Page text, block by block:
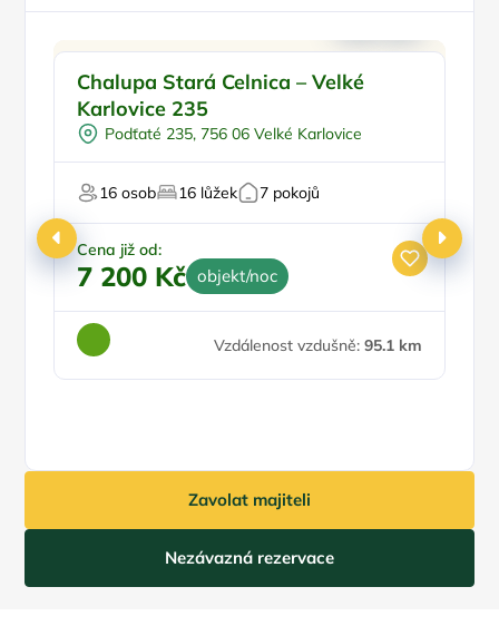
Chalupa Stará Celnica – Velké
Karlovice 235
Podťaté 235, 756 06 Velké Karlovice
16 osob 16 lůžek 7 pokojů
Cena již od:
7 200 Kč objekt/noc
Vzdálenost vzdušně: 95.1 km
Zavolat majiteli
Nezávazná rezervace